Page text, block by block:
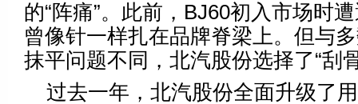
的“阵痛”。此前，BJ60初入市场时
曾像针一样扎在品牌脊梁上。但与
抹平问题不同，北汽股份选择了“刮
过去一年，北汽股份全面升级了